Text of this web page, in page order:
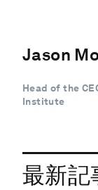
Jason
Head of the
Institute
最新記